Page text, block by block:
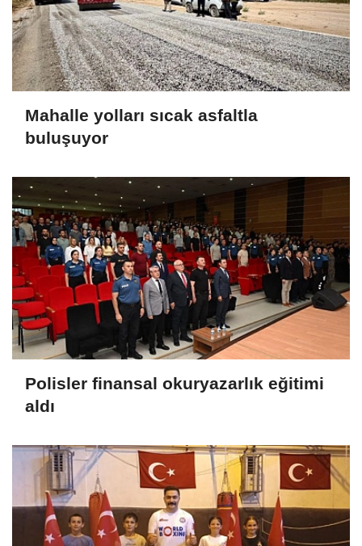
Mahalle yolları sıcak asfaltla
buluşuyor
Polisler finansal okuryazarlık eğitimi
aldı